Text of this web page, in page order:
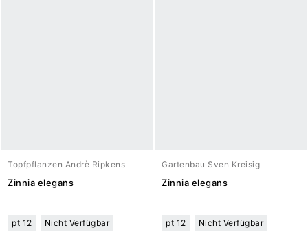
Topfpflanzen Andrè Ripkens
Zinnia elegans
pt 12 Nicht Verfügbar
Gartenbau Sven Kreisig
Zinnia elegans
pt 12 Nicht Verfügbar